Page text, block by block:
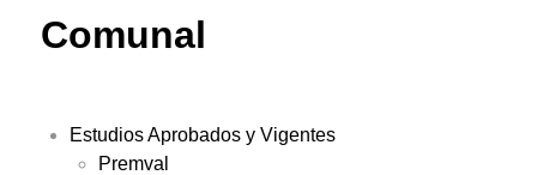
Comunal
Estudios Aprobados y Vigentes
Premval